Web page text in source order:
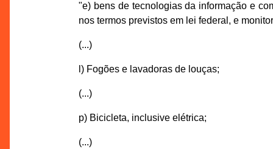
"e) bens de tecnologias da informação e
nos termos previstos em lei federal, e
(...)
l) Fogões e lavadoras de louças;
(...)
p) Bicicleta, inclusive elétrica;
(...)